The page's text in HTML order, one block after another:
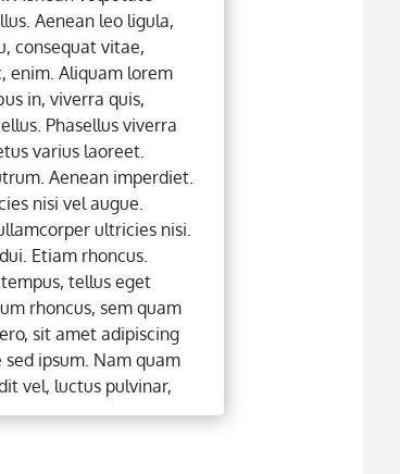
Aenean leo ligula,
consequat vitae,
enim. Aliquam lorem
in, viverra quis,
Phasellus viverra
varius laoreet.
Aenean imperdiet.
nisi vel augue.
ultricies nisi.
Etiam rhoncus.
tellus eget
rhoncus, sem quam
sit amet adipiscing
sed ipsum. Nam quam
vel, luctus pulvinar,